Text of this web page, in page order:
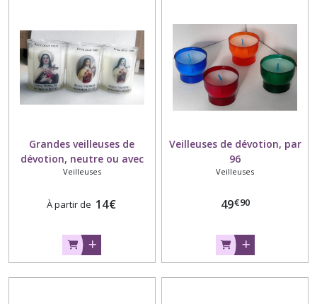
Grandes veilleuses de
dévotion, neutre ou avec
image, par 10
Veilleuses
À partir de 14€
Veilleuses de dévotion, par
96
Veilleuses
49€90